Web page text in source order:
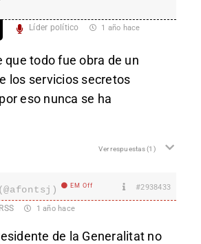
Líder político 1 año hace
que todo fue obra de un
los servicios secretos
eso nunca se ha
Ver respuestas(1)
(@afontsj) EM Off #2938433
1 año hace
de la Generalitat no